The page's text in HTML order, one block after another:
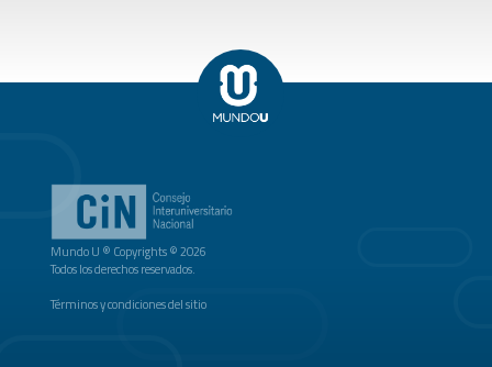
Mundo U ® Copyrights © 2026
Todos los derechos reservados.
Términos y condiciones del sitio